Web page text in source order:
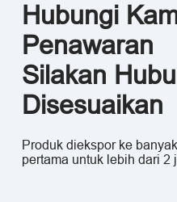
Hubungi
Penawaran
Silakan
Disesuaikan
Produk diekspor ke
pertama untuk lebih dari 2